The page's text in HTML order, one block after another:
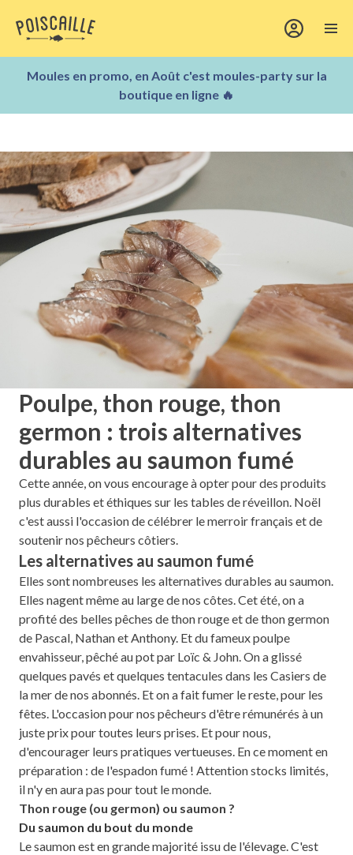
Moules en promo, en Août c'est moules-party sur la
boutique en ligne 🔥
Poulpe, thon rouge, thon
germon : trois alternatives
durables au saumon fumé
Cette année, on vous encourage à opter pour des produits
plus durables et éthiques sur les tables de réveillon. Noël
c'est aussi l'occasion de célébrer le merroir français et de
soutenir nos pêcheurs côtiers.
Les alternatives au saumon fumé
Elles sont nombreuses les alternatives durables au saumon.
Elles nagent même au large de nos côtes. Cet été, on a
profité des belles pêches de thon rouge et de thon germon
de Pascal, Nathan et Anthony. Et du fameux poulpe
envahisseur, pêché au pot par Loïc & John. On a glissé
quelques pavés et quelques tentacules dans les Casiers de
la mer de nos abonnés. Et on a fait fumer le reste, pour les
fêtes. L'occasion pour nos pêcheurs d'être rémunérés à un
juste prix pour toutes leurs prises. Et pour nous,
d'encourager leurs pratiques vertueuses. En ce moment en
préparation : de l'espadon fumé ! Attention stocks limités,
il n'y en aura pas pour tout le monde.
Thon rouge (ou germon) ou saumon ?
Du saumon du bout du monde
Le saumon est en grande majorité issu de l'élevage. C'est